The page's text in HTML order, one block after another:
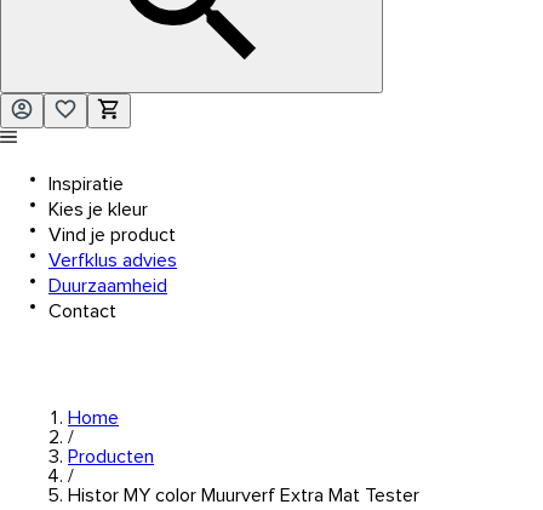
Inspiratie
Kies je kleur
Vind je product
Verfklus advies
Duurzaamheid
Contact
Home
/
Producten
/
Histor MY color Muurverf Extra Mat Tester